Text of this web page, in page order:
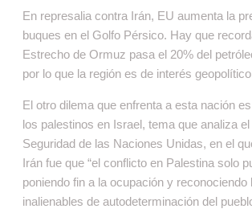
En represalia contra Irán, EU aumenta la
buques en el Golfo Pérsico. Hay que
Estrecho de Ormuz pasa el 20% del
por lo que la región es de interés
El otro dilema que enfrenta a esta nación
los palestinos en Israel, tema que analiza
Seguridad de las Naciones Unidas, en el
Irán fue que “el conflicto en Palestina solo
poniendo fin a la ocupación y reconociendo
inalienables de autodeterminación del